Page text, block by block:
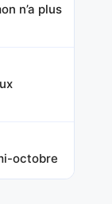
n’a plus
octobre